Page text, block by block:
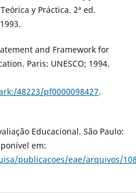
y Práctica. 2ª ed.
and Framework for
Paris: UNESCO; 1994.
48223/pf0000098427.
Educacional. São Paulo:
em:
publicacoes/eae/arquivos/